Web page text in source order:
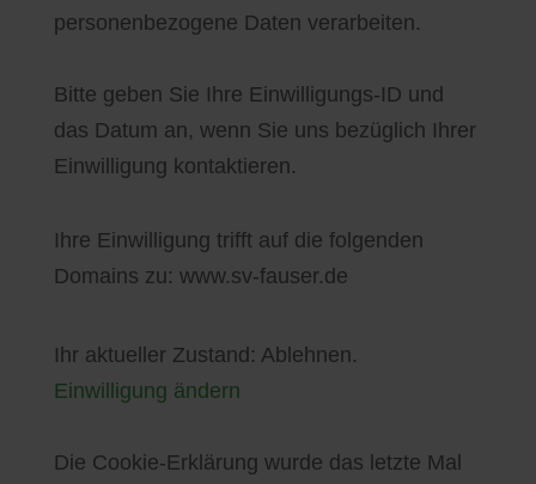
personenbezogene Daten verarbeiten.
Bitte geben Sie Ihre Einwilligungs-ID und
das Datum an, wenn Sie uns bezüglich Ihrer
Einwilligung kontaktieren.
Ihre Einwilligung trifft auf die folgenden
Domains zu: www.sv-fauser.de
Ihr aktueller Zustand: Ablehnen.
Einwilligung ändern
Die Cookie-Erklärung wurde das letzte Mal